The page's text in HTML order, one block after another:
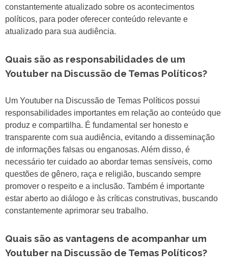
constantemente atualizado sobre os acontecimentos
políticos, para poder oferecer conteúdo relevante e
atualizado para sua audiência.
Quais são as responsabilidades de um
Youtuber na Discussão de Temas Políticos?
Um Youtuber na Discussão de Temas Políticos possui
responsabilidades importantes em relação ao conteúdo que
produz e compartilha. É fundamental ser honesto e
transparente com sua audiência, evitando a disseminação
de informações falsas ou enganosas. Além disso, é
necessário ter cuidado ao abordar temas sensíveis, como
questões de gênero, raça e religião, buscando sempre
promover o respeito e a inclusão. Também é importante
estar aberto ao diálogo e às críticas construtivas, buscando
constantemente aprimorar seu trabalho.
Quais são as vantagens de acompanhar um
Youtuber na Discussão de Temas Políticos?